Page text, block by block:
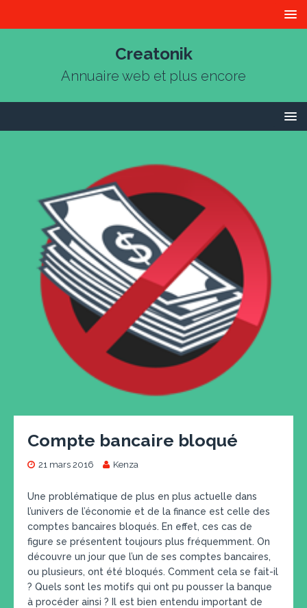
Creatonik
Annuaire web et plus encore
Compte bancaire bloqué
21 mars 2016 Kenza
Une problématique de plus en plus actuelle dans
l’univers de l’économie et de la finance est celle des
comptes bancaires bloqués. En effet, ces cas de
figure se présentent toujours plus fréquemment. On
découvre un jour que l’un de ses comptes bancaires,
ou plusieurs, ont été bloqués. Comment cela se fait-il
? Quels sont les motifs qui ont pu pousser la banque
à procéder ainsi ? Il est bien entendu important de